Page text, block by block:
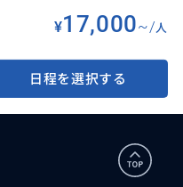
¥17,000~/人
日程を選択する
川からライトアップされた夜景
ロッパ料理&ベリーダンスショー